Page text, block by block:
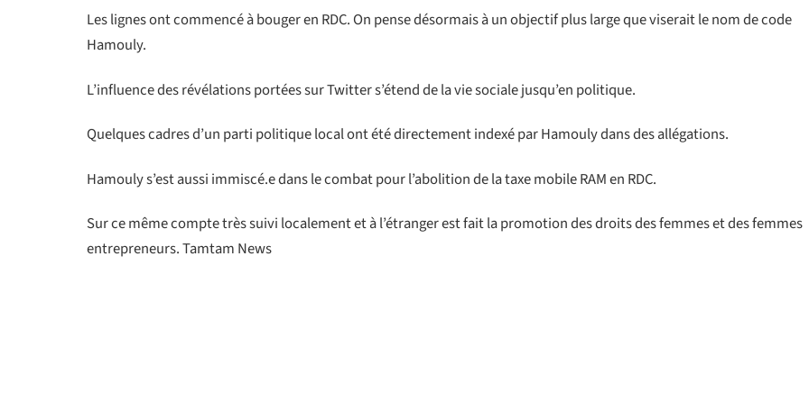
Les lignes ont commencé à bouger en RDC. On pense désormais à un objectif plus large que viserait le nom de code
Hamouly.
L’influence des révélations portées sur Twitter s’étend de la vie sociale jusqu’en politique.
Quelques cadres d’un parti politique local ont été directement indexé par Hamouly dans des allégations.
Hamouly s’est aussi immiscé.e dans le combat pour l’abolition de la taxe mobile RAM en RDC.
Sur ce même compte très suivi localement et à l’étranger est fait la promotion des droits des femmes et des femmes
entrepreneurs. Tamtam News